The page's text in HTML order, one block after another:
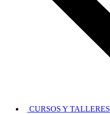
CURSOS Y TALLERES